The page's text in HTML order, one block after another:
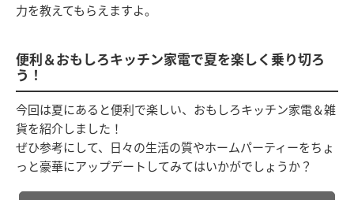
力を教えてもらえますよ。
便利＆おもしろキッチン家電で夏を楽しく乗り切ろ
う！
今回は夏にあると便利で楽しい、おもしろキッチン家電＆雑
貨を紹介しました！
ぜひ参考にして、日々の生活の質やホームパーティーをちょ
っと豪華にアップデートしてみてはいかがでしょうか？